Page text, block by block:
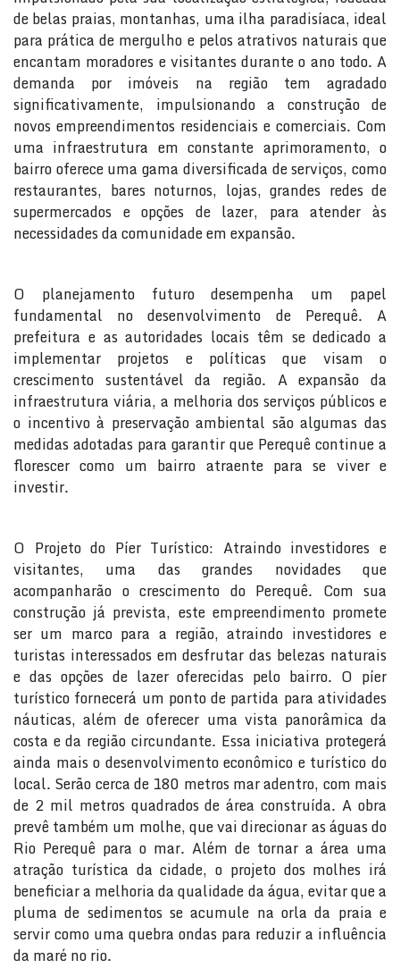
de belas praias, montanhas, uma ilha paradisíaca, ideal
para prática de mergulho e pelos atrativos naturais que
encantam moradores e visitantes durante o ano todo. A
demanda por imóveis na região tem agradado
significativamente, impulsionando a construção de
novos empreendimentos residenciais e comerciais. Com
uma infraestrutura em constante aprimoramento, o
bairro oferece uma gama diversificada de serviços, como
restaurantes, bares noturnos, lojas, grandes redes de
supermercados e opções de lazer, para atender às
necessidades da comunidade em expansão.
O planejamento futuro desempenha um papel
fundamental no desenvolvimento de Perequê. A
prefeitura e as autoridades locais têm se dedicado a
implementar projetos e políticas que visam o
crescimento sustentável da região. A expansão da
infraestrutura viária, a melhoria dos serviços públicos e
o incentivo à preservação ambiental são algumas das
medidas adotadas para garantir que Perequê continue a
florescer como um bairro atraente para se viver e
investir.
O Projeto do Píer Turístico: Atraindo investidores e
visitantes, uma das grandes novidades que
acompanharão o crescimento do Perequê. Com sua
construção já prevista, este empreendimento promete
ser um marco para a região, atraindo investidores e
turistas interessados em desfrutar das belezas naturais
e das opções de lazer oferecidas pelo bairro. O píer
turístico fornecerá um ponto de partida para atividades
náuticas, além de oferecer uma vista panorâmica da
costa e da região circundante. Essa iniciativa protegerá
ainda mais o desenvolvimento econômico e turístico do
local. Serão cerca de 180 metros mar adentro, com mais
de 2 mil metros quadrados de área construída. A obra
prevê também um molhe, que vai direcionar as águas do
Rio Perequê para o mar. Além de tornar a área uma
atração turística da cidade, o projeto dos molhes irá
beneficiar a melhoria da qualidade da água, evitar que a
pluma de sedimentos se acumule na orla da praia e
servir como uma quebra ondas para reduzir a influência
da maré no rio.